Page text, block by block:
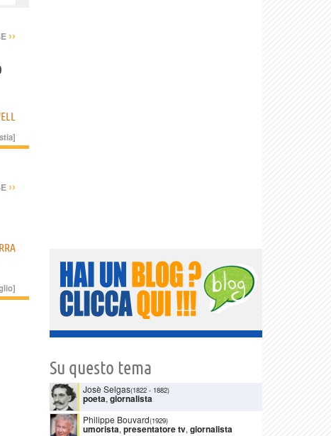
››
]
››
]
Su questo tema
Josè Selgas(1822 - 1882)
poeta, giornalista
Philippe Bouvard(1929)
umorista, presentatore tv, giornalista